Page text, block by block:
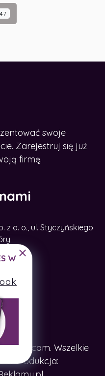
swoje
Zarejestruj się już
firmę.
z o. o., ul. Styczyńskiego
Wszelkie
Produkcja:
W